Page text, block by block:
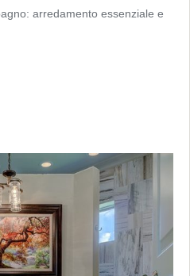
arredamento essenziale e